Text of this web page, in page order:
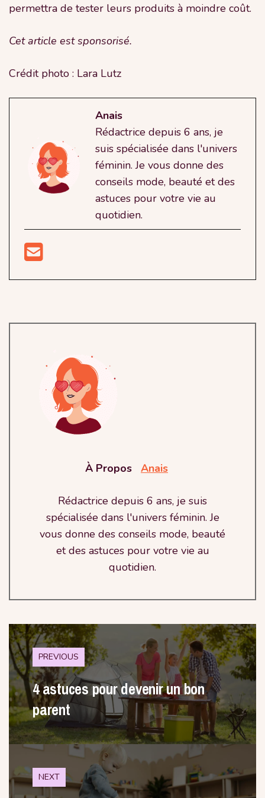
permettra de tester leurs produits à moindre coût.
Cet article est sponsorisé.
Crédit photo : Lara Lutz
Anais
Rédactrice depuis 6 ans, je
suis spécialisée dans l'univers
féminin. Je vous donne des
conseils mode, beauté et des
astuces pour votre vie au
quotidien.
À Propos Anais
Rédactrice depuis 6 ans, je suis
spécialisée dans l'univers féminin. Je
vous donne des conseils mode, beauté
et des astuces pour votre vie au
quotidien.
PREVIOUS
4 astuces pour devenir un bon
parent
NEXT